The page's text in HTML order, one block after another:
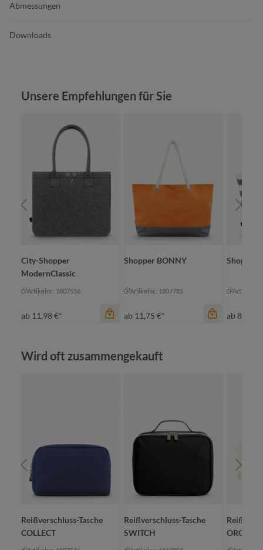
Abmessungen
Downloads
Produktgalerie überspringen
Unsere Empfehlungen für Sie
City-Shopper
ModernClassic
Artikelnr.: 1807556
ab 11,98 €*
Farbe
Shopper BONNY
Artikelnr.: 1807785
ab 11,75 €*
hellgrün
+3
Shopper
Artikelnr.:
ab 8,18 €*
Produktgalerie überspringen
Wird oft zusammengekauft
Reißverschluss-Tasche
COLLECT
Reißverschluss-Tasche
SWITCH